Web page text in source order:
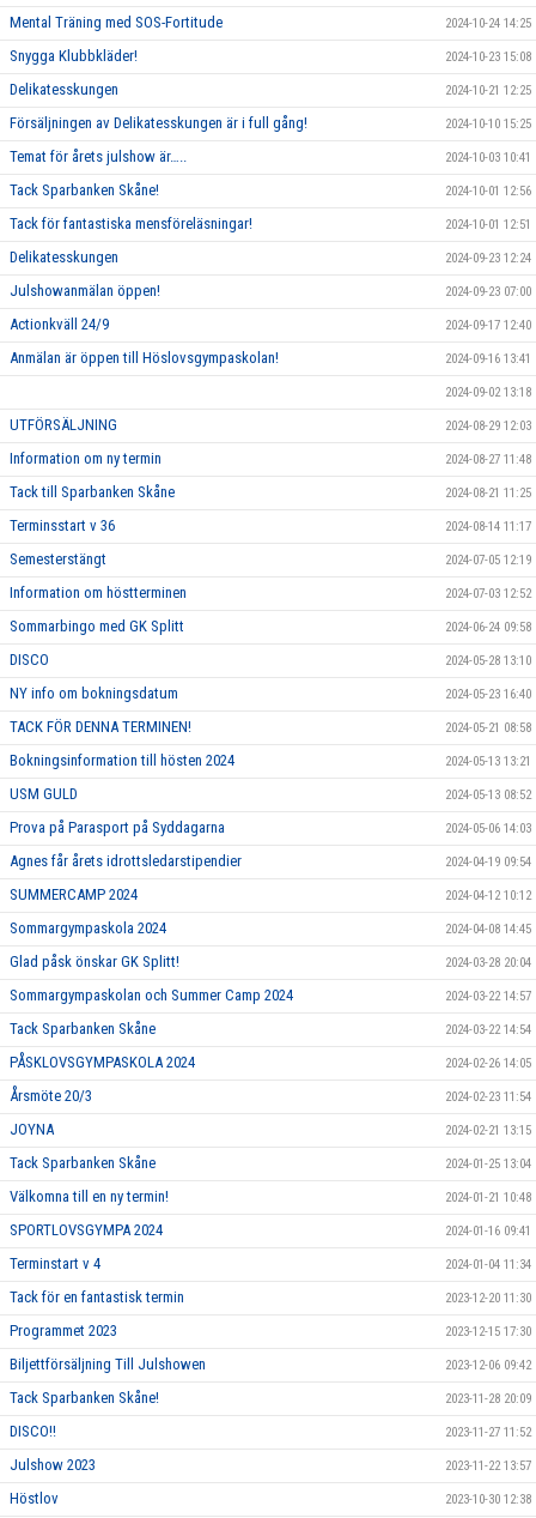
Mental Träning med SOS-Fortitude 2024-10-24 14:25
Snygga Klubbkläder! 2024-10-23 15:08
Delikatesskungen 2024-10-21 12:25
Försäljningen av Delikatesskungen är i full gång! 2024-10-10 15:25
Temat för årets julshow är….. 2024-10-03 10:41
Tack Sparbanken Skåne! 2024-10-01 12:56
Tack för fantastiska mensföreläsningar! 2024-10-01 12:51
Delikatesskungen 2024-09-23 12:24
Julshowanmälan öppen! 2024-09-23 07:00
Actionkväll 24/9 2024-09-17 12:40
Anmälan är öppen till Höslovsgympaskolan! 2024-09-16 13:41
2024-09-02 13:18
UTFÖRSÄLJNING 2024-08-29 12:03
Information om ny termin 2024-08-27 11:48
Tack till Sparbanken Skåne 2024-08-21 11:25
Terminsstart v 36 2024-08-14 11:17
Semesterstängt 2024-07-05 12:19
Information om höstterminen 2024-07-03 12:52
Sommarbingo med GK Splitt 2024-06-24 09:58
DISCO 2024-05-28 13:10
NY info om bokningsdatum 2024-05-23 16:40
TACK FÖR DENNA TERMINEN! 2024-05-21 08:58
Bokningsinformation till hösten 2024 2024-05-13 13:21
USM GULD 2024-05-13 08:52
Prova på Parasport på Syddagarna 2024-05-06 14:03
Agnes får årets idrottsledarstipendier 2024-04-19 09:54
SUMMERCAMP 2024 2024-04-12 10:12
Sommargympaskola 2024 2024-04-08 14:45
Glad påsk önskar GK Splitt! 2024-03-28 20:04
Sommargympaskolan och Summer Camp 2024 2024-03-22 14:57
Tack Sparbanken Skåne 2024-03-22 14:54
PÅSKLOVSGYMPASKOLA 2024 2024-02-26 14:05
Årsmöte 20/3 2024-02-23 11:54
JOYNA 2024-02-21 13:15
Tack Sparbanken Skåne 2024-01-25 13:04
Välkomna till en ny termin! 2024-01-21 10:48
SPORTLOVSGYMPA 2024 2024-01-16 09:41
Terminstart v 4 2024-01-04 11:34
Tack för en fantastisk termin 2023-12-20 11:30
Programmet 2023 2023-12-15 17:30
Biljettförsäljning Till Julshowen 2023-12-06 09:42
Tack Sparbanken Skåne! 2023-11-28 20:09
DISCO!! 2023-11-27 11:52
Julshow 2023 2023-11-22 13:57
Höstlov 2023-10-30 12:38